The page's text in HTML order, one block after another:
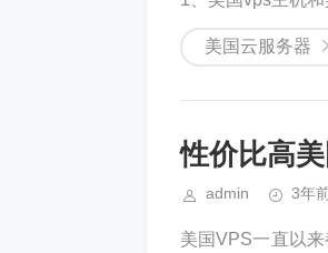
美国云服务器
性价比高
admin 3年
美国VPS一直以